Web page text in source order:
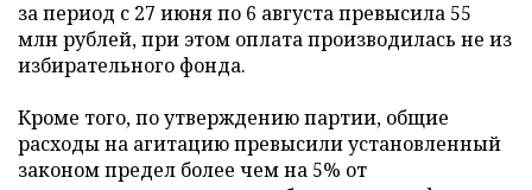
за период с 27 июня по 6 августа превысила 55
млн рублей, при этом оплата производилась не из
избирательного фонда.
Кроме того, по утверждению партии, общие
расходы на агитацию превысили установленный
законом предел более чем на 5% от